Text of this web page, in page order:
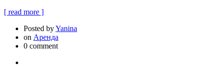
[ read more ]
Posted byYanina
on Аренда
0 comment